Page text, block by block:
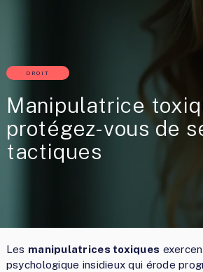
DROIT
Manipulatrice
protégez-vous de
tactiques
Les manipulatrices toxiques
psychologique insidieux qui érode